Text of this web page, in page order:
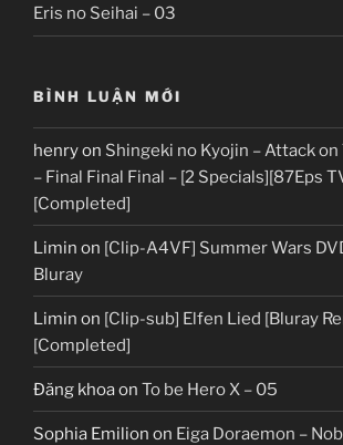
Eris no Seihai – 03
BÌNH LUẬN MỚI
henryon Shingeki no Kyojin – Attack on
– Final Final Final – [2 Specials][87Eps
[Completed]
Limin on [Clip-A4VF] Summer Wars
Bluray
Limin on [Clip-sub] Elfen Lied [Bluray
[Completed]
Đăng khoaon To be Hero X – 05
Sophia Emilion on Eiga Doraemon –